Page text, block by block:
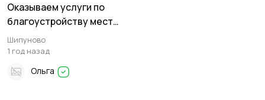
Оказываем услуги по
благоустройству мест
захоронений
Шипуново
1 год назад
Ольга